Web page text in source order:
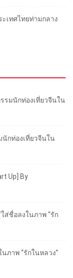
ะเทศไทยท่ามกลาง
รมนักท่องเที่ยวจีนใน
กท่องเที่ยวจีนใน
Up] By
ใส่ชื่อลงในภาพ “รัก
ภาพ “รักในหลวง”